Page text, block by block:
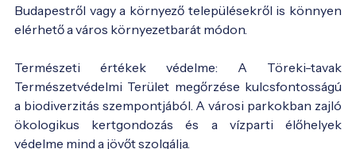
Budapestről vagy a környező településekről is könnyen
elérhető a város környezetbarát módon.
Természeti értékek védelme: A Töreki-tavak
Természetvédelmi Terület megőrzése kulcsfontosságú
a biodiverzitás szempontjából. A városi parkokban zajló
ökologikus kertgondozás és a vízparti élőhelyek
védelme mind a jövőt szolgálja.